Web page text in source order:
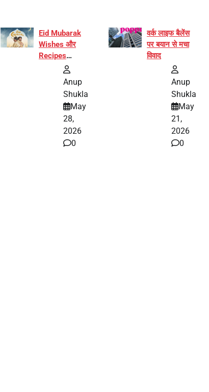
Eid Mubarak
Wishes और
Recipes
इंटरनेट पर हुईं
Anup
Shukla
May
28,
2026
0
वर्क लाइफ बैलेंस
पर बयान से मचा
विवाद
Anup
Shukla
May
21,
2026
0